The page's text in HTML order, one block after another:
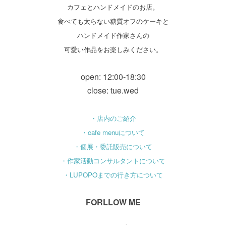
カフェとハンドメイドのお店。
食べても太らない糖質オフのケーキと
ハンドメイド作家さんの
可愛い作品をお楽しみください。
open: 12:00-18:30
close: tue.wed
・店内のご紹介
・cafe menuについて
・個展・委託販売について
・作家活動コンサルタントについて
・LUPOPOまでの行き方について
FORLLOW ME